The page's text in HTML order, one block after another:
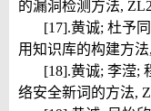
的漏洞检测方法,
[17].黄诚; 杜予
用知识库的构建方法
[18].黄诚; 李滢;
络安全新词的方法,